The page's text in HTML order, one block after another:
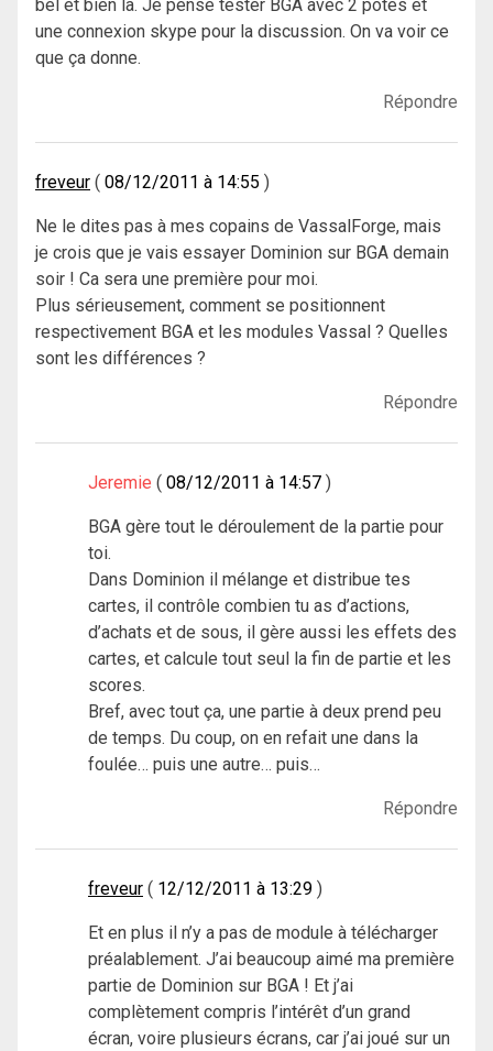
bel et bien là. Je pense tester BGA avec 2 potes et
une connexion skype pour la discussion. On va voir ce
que ça donne.
Répondre
freveur 08/12/2011 à 14:55
Ne le dites pas à mes copains de VassalForge, mais
je crois que je vais essayer Dominion sur BGA demain
soir ! Ca sera une première pour moi.
Plus sérieusement, comment se positionnent
respectivement BGA et les modules Vassal ? Quelles
sont les différences ?
Répondre
Jeremie 08/12/2011 à 14:57
BGA gère tout le déroulement de la partie pour
toi.
Dans Dominion il mélange et distribue tes
cartes, il contrôle combien tu as d’actions,
d’achats et de sous, il gère aussi les effets des
cartes, et calcule tout seul la fin de partie et les
scores.
Bref, avec tout ça, une partie à deux prend peu
de temps. Du coup, on en refait une dans la
foulée… puis une autre… puis…
Répondre
freveur 12/12/2011 à 13:29
Et en plus il n’y a pas de module à télécharger
préalablement. J’ai beaucoup aimé ma première
partie de Dominion sur BGA ! Et j’ai
complètement compris l’intérêt d’un grand
écran, voire plusieurs écrans, car j’ai joué sur un